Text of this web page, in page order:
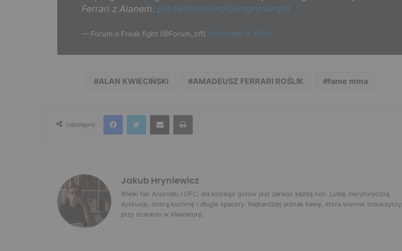
Ferrari z Alanem. pic.twitter.com/Ovmgnmwnp8
— Forum o Freak fight (@Forum_off) December 4, 2024
ALAN KWIECIŃSKI AMADEUSZ FERRARI ROŚLIK fame mma
Udostępnij
FacebookTwitter Udostępnij przez e-mail Drukuj
Jakub Hryniewicz
Wielki fan Arsenalu i UFC, dla którego gotów jest zarwać każdą noc. Lubię merytoryczną
dyskusję, dobrą kuchnię i długie spacery. Najbardziej jednak kawę, która wiernie towarzyszy
przy stukaniu w klawiaturę.